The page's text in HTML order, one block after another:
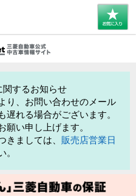
関するお知らせ
り、お問い合わせのメール
れる場合がございます。
願い申し上げます。
きましては、 販売店営業日
。